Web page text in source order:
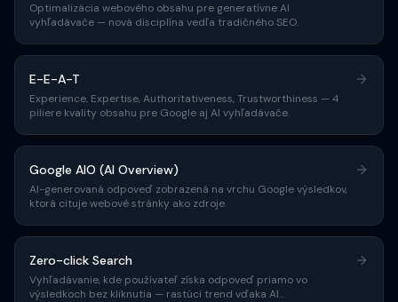
Optimalizácia webového obsahu pre generatívne AI
vyhľadávače — nová disciplína vedľa tradičného SEO.
E-E-A-T
Experience, Expertise, Authoritativeness, Trustworthiness — 4
piliere kvality obsahu pre Google aj AI vyhľadávače.
Google AIO (AI Overview)
AI-generovaná odpoveď zobrazená na vrchu Google výsledkov,
ktorá cituje webové stránky ako zdroje.
Zero-click Search
Vyhľadávanie, kde používateľ získa odpoveď priamo vo
výsledkoch bez kliknutia — rastúci trend vďaka AI